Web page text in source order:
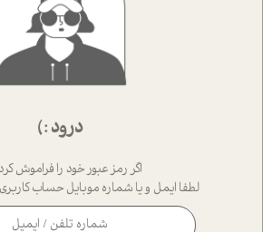
درود :)
اگر رمز عبور خود را فراموش
لطفا ایمل و یا شماره موبایل حساب کاربری